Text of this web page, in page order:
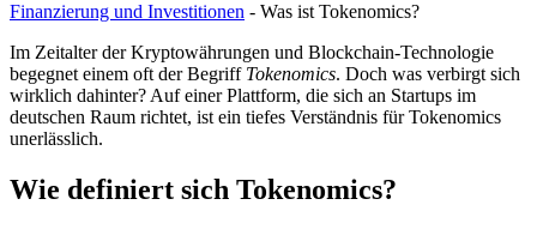
Finanzierung und Investitionen - Was ist Tokenomics?
Im Zeitalter der Kryptowährungen und Blockchain-Technologie
begegnet einem oft der Begriff Tokenomics. Doch was verbirgt sich
wirklich dahinter? Auf einer Plattform, die sich an Startups im
deutschen Raum richtet, ist ein tiefes Verständnis für Tokenomics
unerlässlich.
Wie definiert sich Tokenomics?